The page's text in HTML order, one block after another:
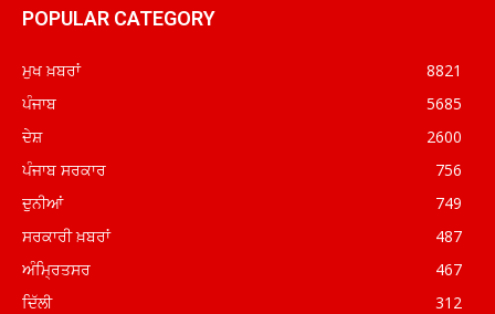
POPULAR CATEGORY
ਮੁਖ ਖ਼ਬਰਾਂ
8821
ਪੰਜਾਬ
5685
ਦੇਸ਼
2600
ਪੰਜਾਬ ਸਰਕਾਰ
756
ਦੁਨੀਆਂ
749
ਸਰਕਾਰੀ ਖ਼ਬਰਾਂ
487
ਅੰਮ੍ਰਿਤਸਰ
467
ਦਿੱਲੀ
312